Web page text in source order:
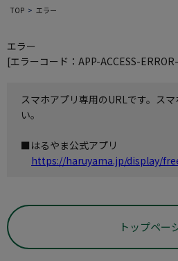
TOP エラー
エラー
[エラーコード：APP-ACCESS-
スマホアプリ専用のURLです。ス
い。
■はるやま公式アプリ
https://haruyama.jp/display/
トップペー